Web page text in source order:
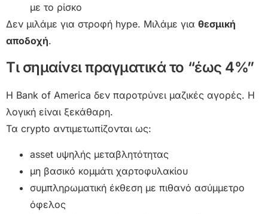
με το ρίσκο
Δεν μιλάμε για στροφή hype. Μιλάμε για θεσμική
αποδοχή.
Τι σημαίνει πραγματικά το “έως 4%”
Η Bank of America δεν παροτρύνει μαζικές αγορές. Η
λογική είναι ξεκάθαρη.
Τα crypto αντιμετωπίζονται ως:
asset υψηλής μεταβλητότητας
μη βασικό κομμάτι χαρτοφυλακίου
συμπληρωματική έκθεση με πιθανό ασύμμετρο
όφελος